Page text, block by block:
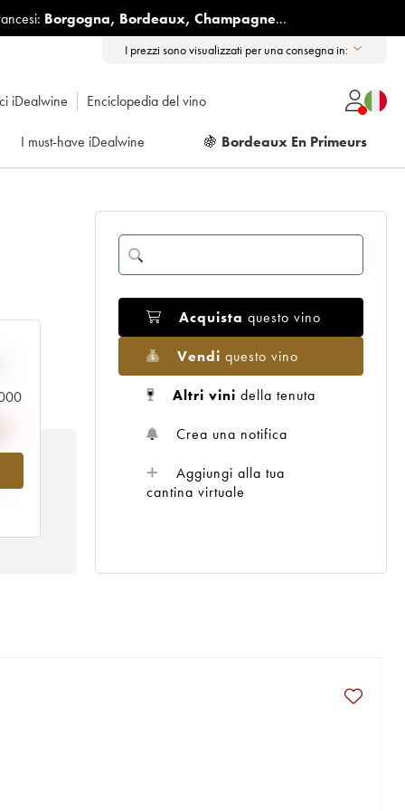
Borgogna, Bordeaux, Champagne...
I prezzi sono visualizzati per una consegna in:
iDealwine Enciclopedia del vino
I must-have iDealwine 🍇 Bordeaux En Primeurs
Acquista questo vino
Vendi questo vino
Altri vini della tenuta
Crea una notifica
Aggiungi alla tua
cantina virtuale